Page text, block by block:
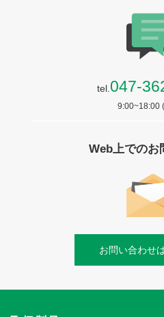
tel.047-
9:00~18:00
Web上でのお
お問い合わせ